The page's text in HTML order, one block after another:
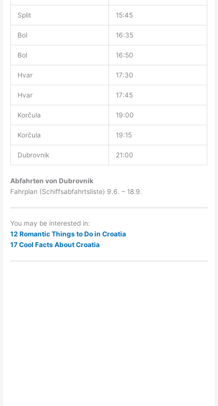
Split 15:45
Bol 16:35
Bol 16:50
Hvar 17:30
Hvar 17:45
Korčula 19:00
Korčula 19:15
Dubrovnik 21:00
Abfahrten von Dubrovnik
Fahrplan (Schiffsabfahrtsliste) 9.6. – 18.9.
You may be interested in:
12 Romantic Things to Do in Croatia
17 Cool Facts About Croatia